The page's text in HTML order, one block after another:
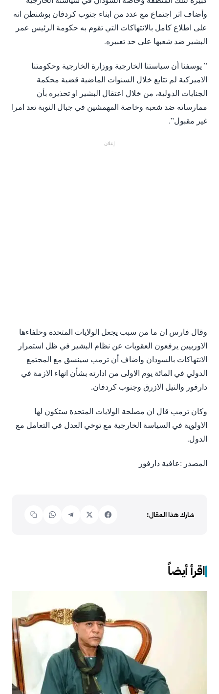
وأضاف اثر اجتماع مع عدد من ابناء جنوب كردفان بوشنطن انه
على اطلاع كامل بالانتهاكات التي تقوم به حكومة الرئيس عمر
البشير ضد شعبها على حد تعبيره.
” يوسفنا أن سياستنا الخارجية ووزارة الخارجية وحكومتنا
الاميركية لم تتابع خلال السنوات الماضية قضية محكمة
الجنايات الدولية، من خلال اعتقال البشير او تحذيره بأن
ممارساته ضد شعبه وخاصة المهمشين في جبال النوبة تعد امرا
غير مقبول”.
إعلان
وقال فارس ان ما من سبب يجعل الولايات المتحدة وحلفاءها
الاوربيين يرفعون العقوبات عن نظام البشير في ظل استمرار
الانتهاكات بالسودان واضاف أن ترمب سينسق مع المجتمع
الدولي في المائة يوم الاولى من ادارته بشأن انهاء الازمة في
دارفور والنيل الازرق وجنوب كردفان.
وكان ترمب قال ان مصلحة الولايات المتحدة ستكون لها
الاولوية في السياسة الخارجية مع توخي العدل في التعامل مع
الدول.
المصدر :عافية دارفور
شارك هذا المقال:
اقرأ أيضاً